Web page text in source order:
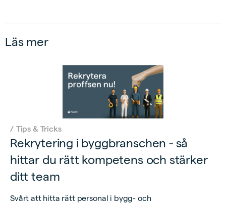
Läs mer
/ Tips & Tricks
Rekrytering i byggbranschen - så
hittar du rätt kompetens och stärker
ditt team
Svårt att hitta rätt personal i bygg- och